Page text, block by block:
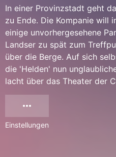
In einer Provinzstadt geht
zu Ende. Die Kompanie will
einige unvorhergesehene
Landser zu spät zum
über die Berge. Auf sich
die 'Helden' nun
lacht über das Theater der
Einstellungen